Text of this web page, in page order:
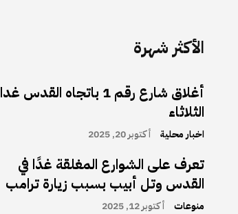
الأكثر شهرة
أغلاق شارع رقم 1 باتجاه القدس غدا
الثلاثاء
اخبار محلية أكتوبر 20, 2025
تعرف على الشوارع المغلقة غدًا في
القدس وتل أبيب بسبب زيارة ترامب
منوعات أكتوبر 12, 2025